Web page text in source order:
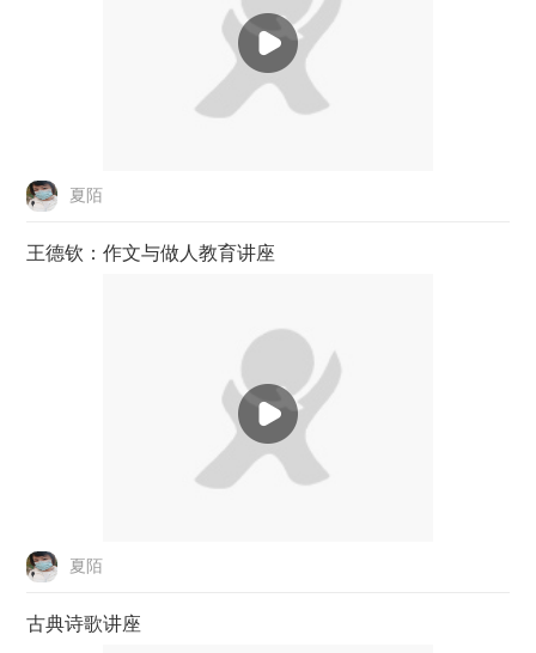
夏陌
王德钦：作文与做人教育讲座
夏陌
古典诗歌讲座